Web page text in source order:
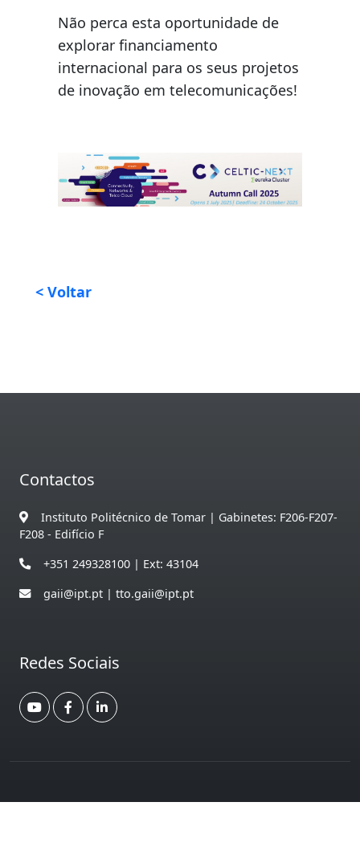
Não perca esta oportunidade de
explorar financiamento
internacional para os seus projetos
de inovação em telecomunicações!
< Voltar
Contactos
Instituto Politécnico de Tomar | Gabinetes: F206-F207-
F208 - Edifício F
+351 249328100 | Ext: 43104
gaii@ipt.pt | tto.gaii@ipt.pt
Redes Sociais